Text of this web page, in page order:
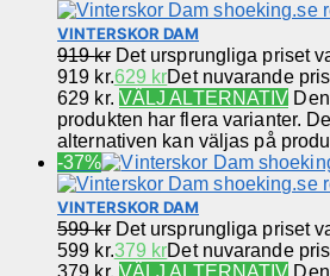
VINTERSKOR DAM
919kr Det ursprungliga priset
919 kr.629 krDet nuvarande
629 kr. VÄLJ ALTERNATIV
produkten har flera varianter.
alternativen kan väljas på
-37%
VINTERSKOR DAM
599kr Det ursprungliga priset
599 kr.379 krDet nuvarande
379 kr. VÄLJ ALTERNATIV